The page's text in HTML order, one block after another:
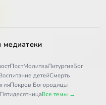
медиатеки
ПостМолитваЛитургияБог
детейСмерть
Покров Богородицы
ПятидесятницаВсе темы →